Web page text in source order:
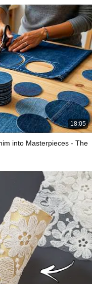
18:05
into Masterpieces - The